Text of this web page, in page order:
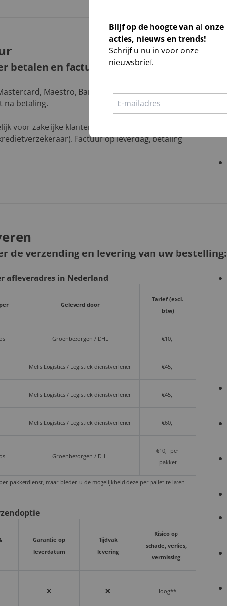
betalen en facturen:
Maestro, Bancontact, Visa en Sofort.
na betaling.
voor zakelijke klanten in Nederland vanaf €1.000
Factuur op leverdag, betaling
de verzending en levering van uw bestelling:
afleveradres in Nederland
Geleverd door
Tarief (excl.
btw)
Groenbezorgen / DHL €10,-
Melis Logistics / Logistiek dienstverlener €45,-
Melis Logistics / Logistiek dienstverlener €45,-
Melis Logistics / Logistiek dienstverlener €60,-
Groenbezorgen / DHL
€10,- per
pakket
pakketdienst, maar bieden u de mogelijkheid deze per pallet te laten
Garantie op
leverdatum
Tijdvak
levering
Risico op
schade, verlies,
vermissing
❌ ❌ Hoog**
Blijf op de hoogte van al onze
acties, nieuws en trends!
Schrijf u nu in voor onze
nieuwsbrief.